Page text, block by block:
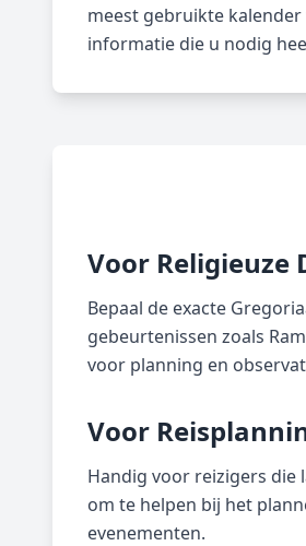
meest gebruikte
informatie die u nodig
Voor Religieuze
Bepaal de exacte
gebeurtenissen zoals
voor planning en
Voor
Handig voor reizigers die
om te helpen bij het
evenementen.